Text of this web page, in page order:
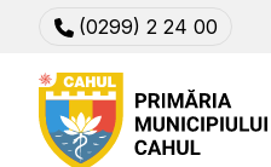
(0299) 2 24 00